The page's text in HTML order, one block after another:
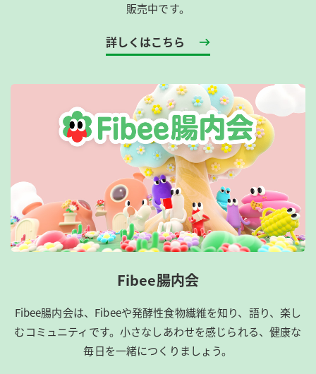
販売中です。
詳しくはこちら
Fibee腸内会
Fibee腸内会は、​Fibeeや発酵性食物繊維を知り、語り、楽し
むコミュニティです。​小さなしあわせを感じられる、健康な
毎日を一緒につくりましょう。